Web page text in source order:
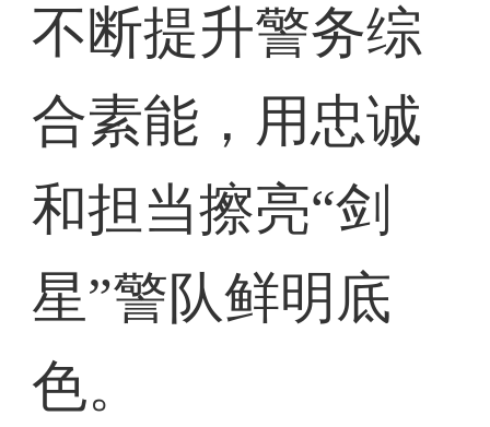
不断提升警务综
合素能，用忠诚
和担当擦亮“剑
星”警队鲜明底
色。